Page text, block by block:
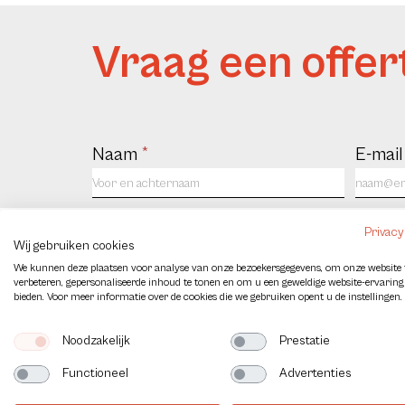
Vraag een
Contact
us
NL
Naam * E-mail
Wij gebruiken cookies
We kunnen deze plaatsen voor analyse van onze bezoekersgegevens, om onze website
verbeteren, gepersonaliseerde inhoud te tonen en om u een geweldige website-
bieden. Voor meer informatie over de cookies die we gebruiken opent u de instellingen.
Noodzakelijk Prestatie
Functioneel Advertenties